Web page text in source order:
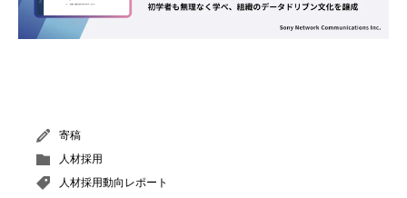
寄稿
人材採用
人材採用動向レポート